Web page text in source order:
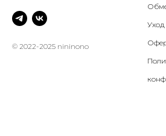
© 2022-2025 nininono